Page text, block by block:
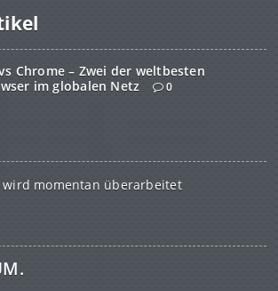
Chrome – Zwei der weltbesten
im globalen Netz
0
momentan überarbeitet